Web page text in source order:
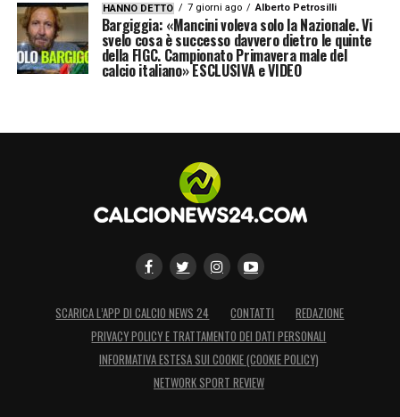
HANNO DETTO 7 giorni ago Alberto Petrosilli
Bargiggia: «Mancini voleva solo la Nazionale. Vi
svelo cosa è successo davvero dietro le quinte
della FIGC. Campionato Primavera male del
calcio italiano» ESCLUSIVA e VIDEO
SCARICA L’APP DI CALCIO NEWS 24 CONTATTI
REDAZIONE
PRIVACY POLICY E TRATTAMENTO DEI DATI PERSONALI
INFORMATIVA ESTESA SUI COOKIE (COOKIE POLICY)
NETWORK SPORT REVIEW